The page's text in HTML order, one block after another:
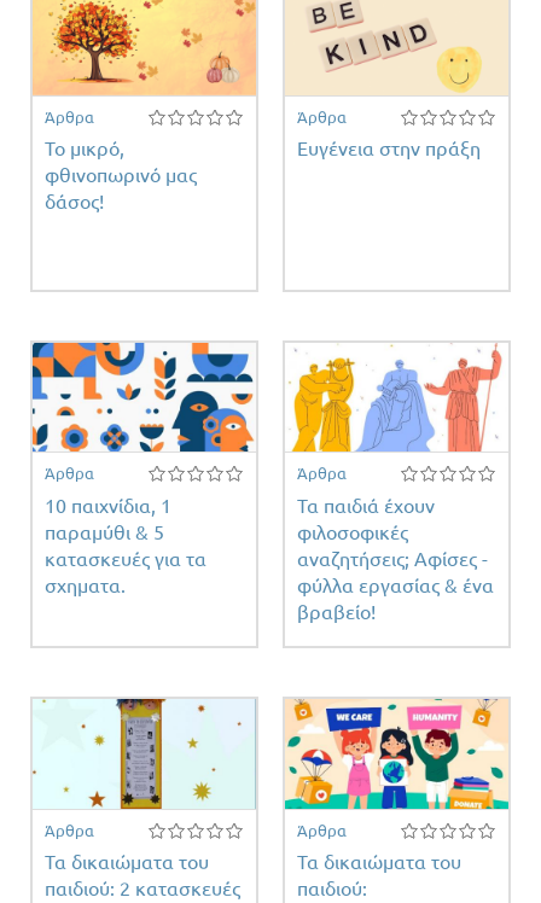
Άρθρα
Το μικρό,
φθινοπωρινό μας
δάσος!
Άρθρα
Ευγένεια στην πράξη
Άρθρα
10 παιχνίδια, 1
παραμύθι & 5
κατασκευές για τα
σχηματα.
Άρθρα
Τα παιδιά έχουν
φιλοσοφικές
αναζητήσεις; Αφίσες -
φύλλα εργασίας & ένα
βραβείο!
Άρθρα
Τα δικαιώματα του
παιδιού: 2 κατασκευές
Άρθρα
Τα δικαιώματα του
παιδιού: